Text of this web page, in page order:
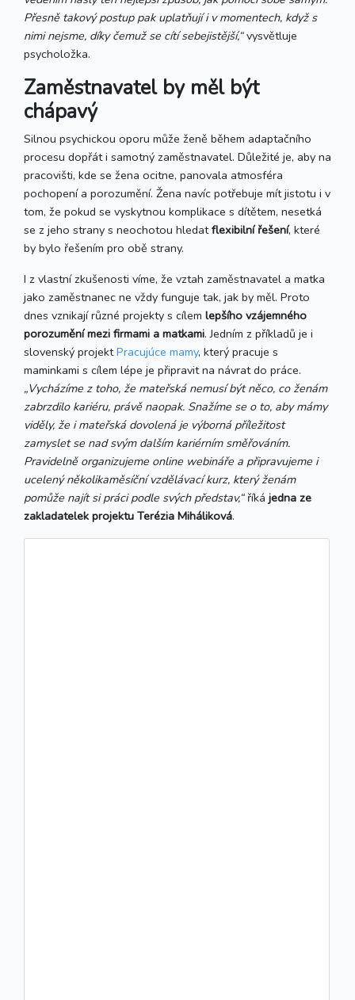
Přesně takový postup pak uplatňují i ​​v momentech, když s
nimi nejsme, díky čemuž se cítí sebejistější,“vysvětluje
psycholožka.
Zaměstnavatel by měl být
chápavý
Silnou psychickou oporu může ženě během adaptačního
procesu dopřát i samotný zaměstnavatel. Důležité je, aby na
pracovišti, kde se žena ocitne, panovala atmosféra
pochopení a porozumění. Žena navíc potřebuje mít jistotu i v
tom, že pokud se vyskytnou komplikace s dítětem, nesetká
se z jeho strany s neochotou hledatflexibilní řešení, které
by bylo řešením pro obě strany.
I z vlastní zkušenosti víme, že vztah zaměstnavatel a matka
jako zaměstnanec ne vždy funguje tak, jak by měl. Proto
dnes vznikají různé projekty s cílem lepšího vzájemného
porozumění mezi firmami a matkami. Jedním z příkladů je i
slovenský projektPracujúce mamy, který pracuje s
maminkami s cílem lépe je připravit na návrat do práce.
„Vycházíme z toho, že mateřská nemusí být něco, co ženám
zabrzdilo kariéru, právě naopak. Snažíme se o to, aby mámy
viděly, že i mateřská dovolená je výborná příležitost
zamyslet se nad svým dalším kariérním směřováním.
Pravidelně organizujeme online webináře a připravujeme i
ucelený několikaměsíční vzdělávací kurz, který ženám
pomůže najít si práci podle svých představ,“říká jedna ze
zakladatelek projektu Terézia Miháliková.